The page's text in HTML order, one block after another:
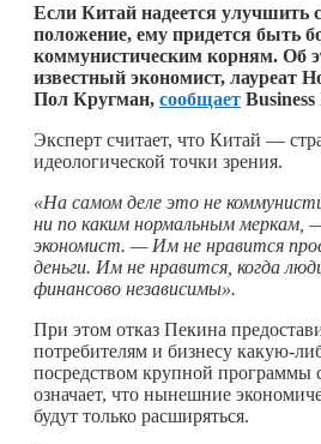
Если Китай надеется улучшить
положение, ему придется быть
коммунистическим корням. Об
известный экономист, лауреат
Пол Кругман, сообщает
Эксперт считает, что Китай —
идеологической точки зрения.
«На самом деле это не
ни по каким нормальным меркам,
экономист. — Им не нравится
деньги. Им не нравится, когда
финансово независимы».
При этом отказ Пекина
потребителям и бизнесу какую-
посредством крупной программы
означает, что нынешние
будут только расширяться.